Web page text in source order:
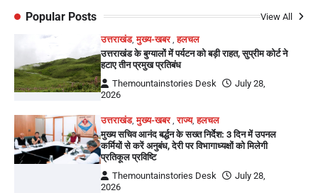
Popular Posts View All
उत्तराखंड,मुख्य-खबर ,हलचल
उत्तराखंड के बुग्यालों में पर्यटन को बड़ी राहत, सुप्रीम कोर्ट ने
हटाए तीन प्रमुख प्रतिबंध
Themountainstories Desk
July 28,
2026
उत्तराखंड,मुख्य-खबर ,राज्य,हलचल
मुख्य सचिव आनंद बर्द्धन के सख्त निर्देश: 3 दिन में उपनल
कर्मियों से करें अनुबंध, देरी पर विभागाध्यक्षों को मिलेगी
प्रतिकूल प्रविष्टि
Themountainstories Desk
July 28,
2026